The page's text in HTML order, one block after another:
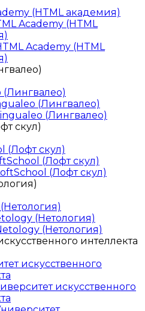
(HTML академия)
Academy (HTML
Academy (HTML
(Лингвалео)
(Лингвалео)
(Лингвалео)
скул)
(Лофт скул)
(Лофт скул)
(Лофт скул)
(Нетология)
(Нетология)
интеллекта
искусственного
искусственного